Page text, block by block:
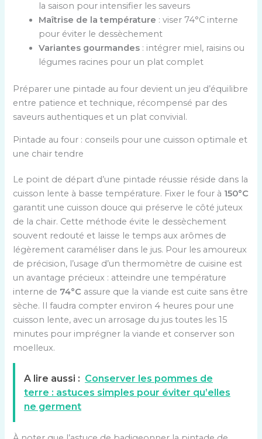
la saison pour intensifier les saveurs
Maîtrise de la température : viser 74°C interne
pour éviter le dessèchement
Variantes gourmandes : intégrer miel, raisins ou
légumes racines pour un plat complet
Préparer une pintade au four devient un jeu d’équilibre
entre patience et technique, récompensé par des
saveurs authentiques et un plat convivial.
Pintade au four : conseils pour une cuisson optimale et
une chair tendre
Le point de départ d’une pintade réussie réside dans la
cuisson lente à basse température. Fixer le four à 150°C
garantit une cuisson douce qui préserve le côté juteux
de la chair. Cette méthode évite le dessèchement
souvent redouté et laisse le temps aux arômes de
légèrement caraméliser dans le jus. Pour les amoureux
de précision, l’usage d’un thermomètre de cuisine est
un avantage précieux : atteindre une température
interne de 74°C assure que la viande est cuite sans être
sèche. Il faudra compter environ 4 heures pour une
cuisson lente, avec un arrosage du jus toutes les 15
minutes pour imprégner la viande et conserver son
moelleux.
A lire aussi : Conserver les pommes de
terre : astuces simples pour éviter qu’elles
ne germent